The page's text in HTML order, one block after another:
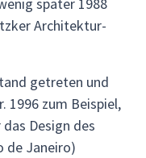
Architektur-
getreten und
1996 zum Beispiel,
Design des
de Janeiro)